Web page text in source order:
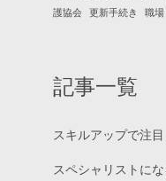
護協会
更新手続き 職場
記事一覧
スキルアップで注
スペシャリストに